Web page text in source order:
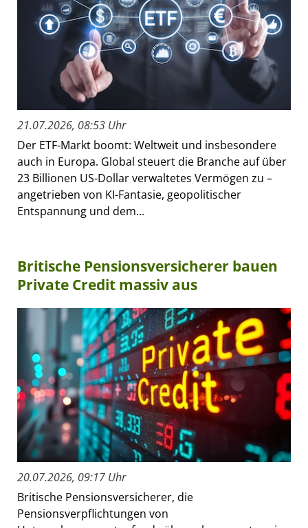
21.07.2026, 08:53 Uhr
Der ETF-Markt boomt: Weltweit und insbesondere
auch in Europa. Global steuert die Branche auf über
23 Billionen US-Dollar verwaltetes Vermögen zu –
angetrieben von KI-Fantasie, geopolitischer
Entspannung und dem...
Britische Pensionsversicherer bauen
Private Credit massiv aus
20.07.2026, 09:17 Uhr
Britische Pensionsversicherer, die
Pensionsverpflichtungen von